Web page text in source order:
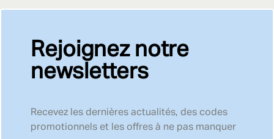
Rejoignez notre
newsletters
Recevez les dernières actualités, des codes
promotionnels et les offres à ne pas manquer